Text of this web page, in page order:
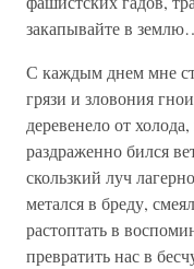
закапывайте в
С каждым днем мне
грязи и зловония
деревенело от
раздраженно бился
скользкий луч
метался в бреду,
растоптать в
превратить нас в